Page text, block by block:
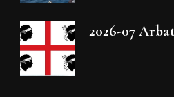
2026-07